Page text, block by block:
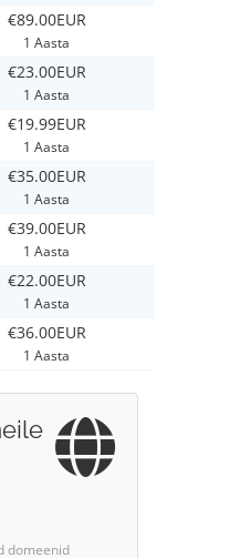
€89.00EUR
1 Aasta
€23.00EUR
1 Aasta
€19.99EUR
1 Aasta
€35.00EUR
1 Aasta
€39.00EUR
1 Aasta
€22.00EUR
1 Aasta
€36.00EUR
1 Aasta
domeenid